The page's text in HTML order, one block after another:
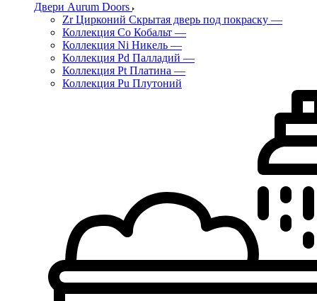
Двери Aurum Doors
Zr Цирконий Скрытая дверь под покраску —
Коллекция Co Кобальт —
Коллекция Ni Никель —
Коллекция Pd Палладий —
Коллекция Pt Платина —
Коллекция Pu Плутоний